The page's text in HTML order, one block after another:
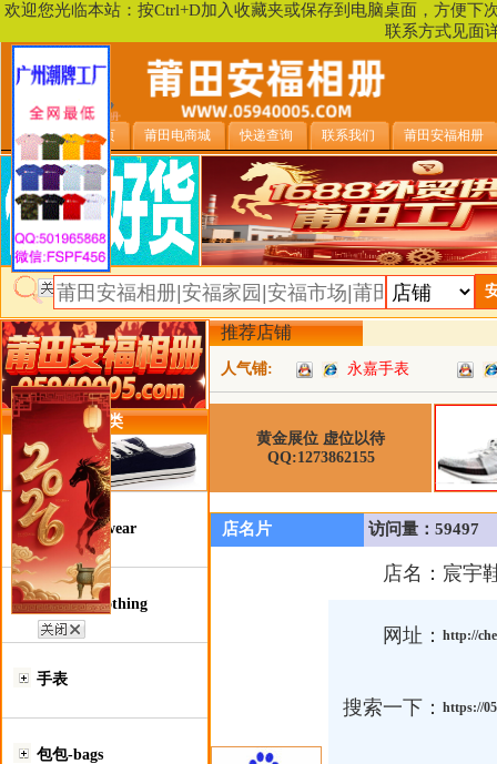
欢迎您光临本站：按Ctrl+D加入收藏夹或保存到电脑桌面，方便
联系方式见面
安福相册首页 莆田电商城 快递查询 联系我们 莆田安福相册
类目详细分类
鞋类-Footwear
服装类-Clothing
手表
包包-bags
推荐店铺
人气铺: 永嘉手表
黄金展位 虚位以待
QQ:1273862155
店名片 访问量：59497
店名： 宸宇
网址： http://
搜索一下： https://